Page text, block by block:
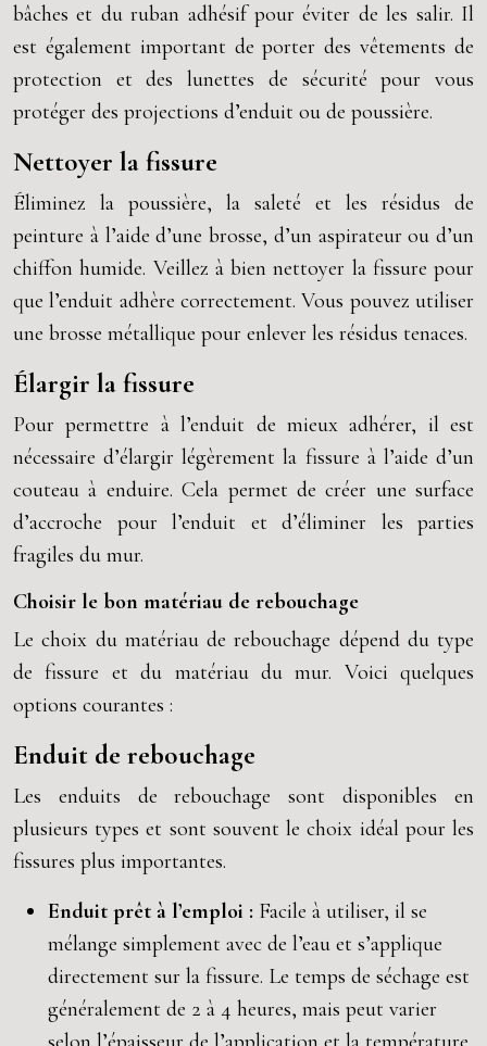
bâches et du ruban adhésif pour éviter de les salir. Il
est également important de porter des vêtements de
protection et des lunettes de sécurité pour vous
protéger des projections d’enduit ou de poussière.
Nettoyer la fissure
Éliminez la poussière, la saleté et les résidus de
peinture à l’aide d’une brosse, d’un aspirateur ou d’un
chiffon humide. Veillez à bien nettoyer la fissure pour
que l’enduit adhère correctement. Vous pouvez utiliser
une brosse métallique pour enlever les résidus tenaces.
Élargir la fissure
Pour permettre à l’enduit de mieux adhérer, il est
nécessaire d’élargir légèrement la fissure à l’aide d’un
couteau à enduire. Cela permet de créer une surface
d’accroche pour l’enduit et d’éliminer les parties
fragiles du mur.
Choisir le bon matériau de rebouchage
Le choix du matériau de rebouchage dépend du type
de fissure et du matériau du mur. Voici quelques
options courantes :
Enduit de rebouchage
Les enduits de rebouchage sont disponibles en
plusieurs types et sont souvent le choix idéal pour les
fissures plus importantes.
Enduit prêt à l’emploi : Facile à utiliser, il se
mélange simplement avec de l’eau et s’applique
directement sur la fissure. Le temps de séchage est
généralement de 2 à 4 heures, mais peut varier